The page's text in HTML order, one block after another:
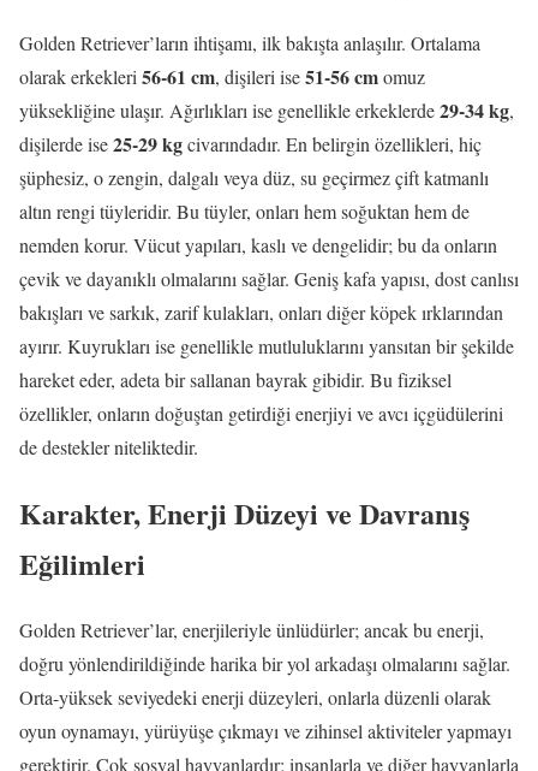
Golden Retriever’ların ihtişamı, ilk bakışta anlaşılır. Ortalama
olarak erkekleri 56-61 cm, dişileri ise51-56 cmomuz
yüksekliğine ulaşır. Ağırlıkları ise genellikle erkeklerde29-34 kg,
dişilerde ise25-29 kgcivarındadır. En belirgin özellikleri, hiç
şüphesiz, o zengin, dalgalı veya düz, su geçirmez çift katmanlı
altın rengi tüyleridir. Bu tüyler, onları hem soğuktan hem de
nemden korur. Vücut yapıları, kaslı ve dengelidir; bu da onların
çevik ve dayanıklı olmalarını sağlar. Geniş kafa yapısı, dost canlısı
bakışları ve sarkık, zarif kulakları, onları diğer köpek ırklarından
ayırır. Kuyrukları ise genellikle mutluluklarını yansıtan bir şekilde
hareket eder, adeta bir sallanan bayrak gibidir. Bu fiziksel
özellikler, onların doğuştan getirdiği enerjiyi ve avcı içgüdülerini
de destekler niteliktedir.
Karakter, Enerji Düzeyi ve Davranış
Eğilimleri
Golden Retriever’lar, enerjileriyle ünlüdürler; ancak bu enerji,
doğru yönlendirildiğinde harika bir yol arkadaşı olmalarını sağlar.
Orta-yüksek seviyedeki enerji düzeyleri, onlarla düzenli olarak
oyun oynamayı, yürüyüşe çıkmayı ve zihinsel aktiviteler yapmayı
gerektirir. Çok sosyal hayvanlardır; insanlarla ve diğer hayvanlarla